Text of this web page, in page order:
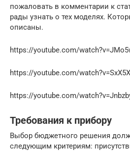
пожаловать в комментарии к
рады узнать о тех моделях.
описаны.
https://youtube.com/
https://youtube.com/
https://youtube.com/
Требования к прибору
Выбор бюджетного решения
следующим критериям: